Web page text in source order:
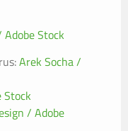
Adobe Stock
Arek Socha /
Stock
/ Adobe